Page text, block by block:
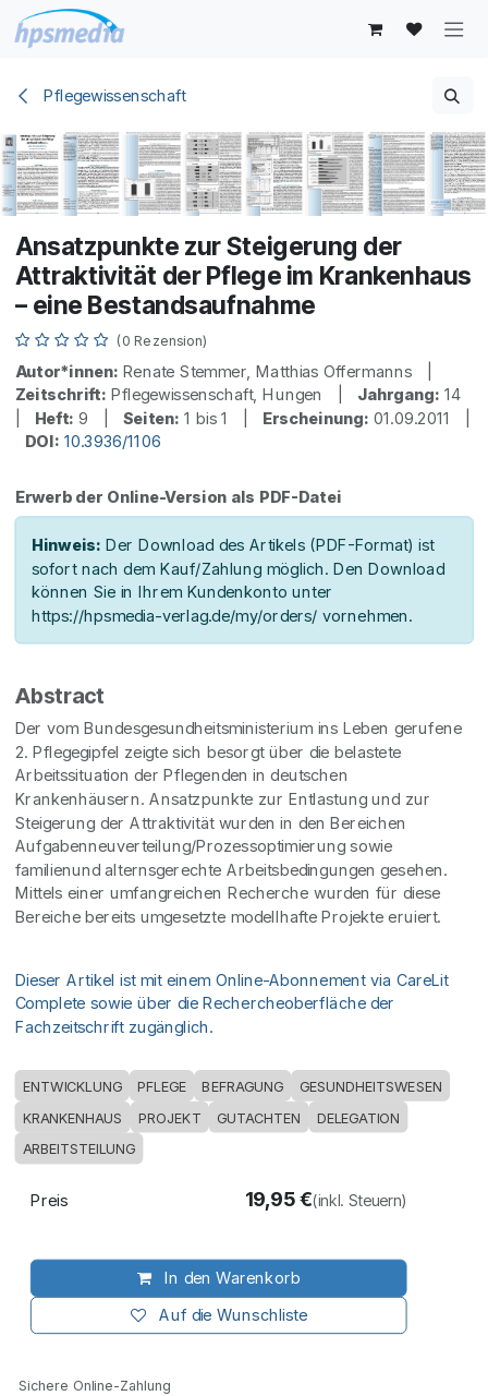
Zum Inhalt springen
Pflegewissenschaft
Ansatzpunkte zur Steigerung der
Attraktivität der Pflege im Krankenhaus
– eine Bestandsaufnahme
(0 Rezension)
Autor*innen: Renate Stemmer, Matthias Offermanns |
Zeitschrift: Pflegewissenschaft, Hungen | Jahrgang: 14
Heft: 9 | Seiten: 1 bis 1 | Erscheinung: 01.09.2011 |
DOI: 10.3936/1106
Erwerb der Online-Version als PDF-Datei
Hinweis: Der Download des Artikels (PDF-Format) ist
sofort nach dem Kauf/Zahlung möglich. Den Download
können Sie in Ihrem Kundenkonto unter
https://hpsmedia-verlag.de/my/orders/ vornehmen.
Abstract
Der vom Bundesgesundheitsministerium ins Leben gerufene
2. Pflegegipfel zeigte sich besorgt über die belastete
Arbeitssituation der Pflegenden in deutschen
Krankenhäusern. Ansatzpunkte zur Entlastung und zur
Steigerung der Attraktivität wurden in den Bereichen
Aufgabenneuverteilung/Prozessoptimierung sowie
familienund alternsgerechte Arbeitsbedingungen gesehen.
Mittels einer umfangreichen Recherche wurden für diese
Bereiche bereits umgesetzte modellhafte Projekte eruiert.
Dieser Artikel ist mit einem Online-Abonnement via CareLit
Complete sowie über die Rechercheoberfläche der
Fachzeitschrift zugänglich.
ENTWICKLUNG PFLEGE BEFRAGUNG GESUNDHEITSWESEN
KRANKENHAUS PROJEKT GUTACHTEN DELEGATION
ARBEITSTEILUNG
In den Warenkorb
Auf die Wunschliste
Preis 19,95€(inkl. Steuern)
Sichere Online-Zahlung